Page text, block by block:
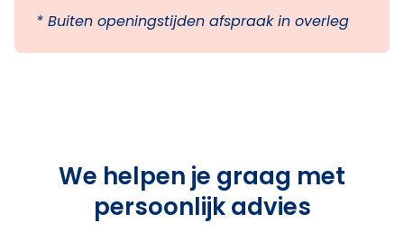
* Buiten openingstijden afspraak in overleg
We helpen je graag met
persoonlijk advies